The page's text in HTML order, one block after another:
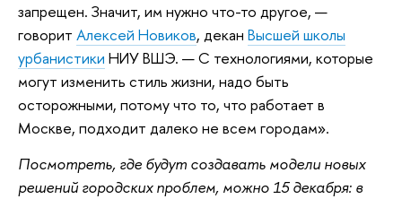
запрещен. Значит, им нужно что-то другое, —
говорит Алексей Новиков, декан Высшей школы
урбанистики НИУ ВШЭ. — С технологиями, которые
могут изменить стиль жизни, надо быть
осторожными, потому что то, что работает в
Москве, подходит далеко не всем городам».
Посмотреть, где будут создавать модели новых
решений городских проблем, можно 15 декабря: в